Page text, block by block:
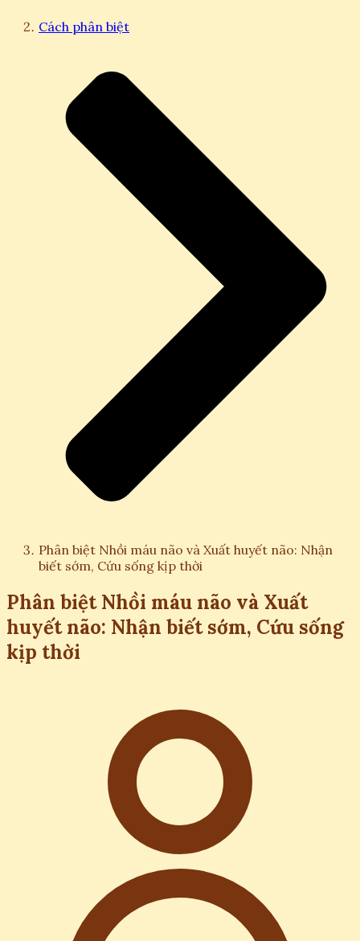
Cách phân biệt
Phân biệt Nhồi máu não và Xuất huyết não: Nhận
biết sớm, Cứu sống kịp thời
Phân biệt Nhồi máu não và Xuất
huyết não: Nhận biết sớm, Cứu sống
kịp thời